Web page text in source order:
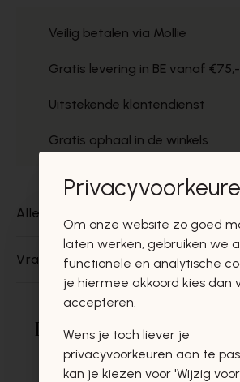
Veilig betalen via Mollie
Gratis levering in BE vanaf
Uitstekende klantendienst
Gratis ophaal in de winkels
Alles over dit product
Vragen over dit product?
Deze producten zullen
vast ook
Om onze website zo goed
laten werken, gebruiken we
functionele en analytische
je hiermee akkoord kies dan
accepteren.
Wens je toch liever je
privacyvoorkeuren aan te
kan je kiezen voor 'Wijzig